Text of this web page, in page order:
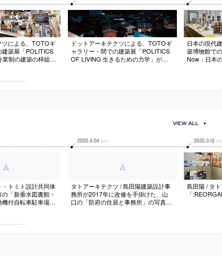
ツによる、TOTOギ
建築展「POLITICS
制の建築の枠組み
の鍵として提示。
造に能動的に関わ
ドットアーキテクツによる、TOTOギ
ャラリー・間での建築展「POLITICS
OF LIVING 生きるための力学」が開
日本の現代
築博物館で
Now：日本
照的な“創造
が担当
トミト設計共同体
「新垂水図書館・
付自転車駐車場」
2020.4.04 SAT
タトアーキテクツ / 島田陽建築設計事
務所が2017年に改修を手掛けた、山
口の「防府の住居と事務所」の写真な
2020.3.10 TUE
島田陽 / タ
「
VIEW ALL